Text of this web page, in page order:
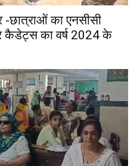
छात्राओं का एनसीसी
कैडेट्स का वर्ष 2024 के